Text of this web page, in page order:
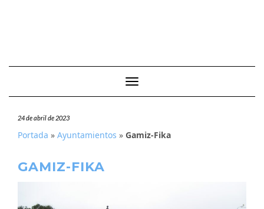
Cambiar modo de navegación
24 de abril de 2023
Portada » Ayuntamientos » Gamiz-Fika
GAMIZ-FIKA